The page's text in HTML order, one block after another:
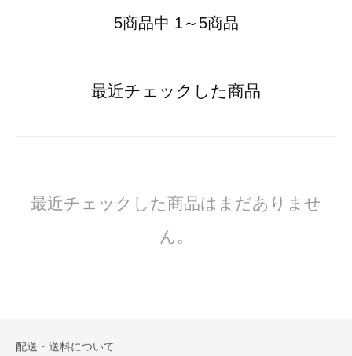
5商品中 1～5商品
最近チェックした商品
最近チェックした商品はまだありませ
ん。
配送・送料について